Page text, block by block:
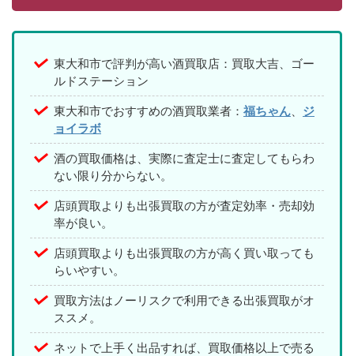
東大和市で評判が高い酒買取店：買取大吉、ゴー
ルドステーション
東大和市でおすすめの酒買取業者： 福ちゃん
ジ
ョイラボ
酒の買取価格は、実際に査定士に査定してもらわ
ない限り分からない。
店頭買取よりも出張買取の方が査定効率・売却効
率が良い。
店頭買取よりも出張買取の方が高く買い取っても
らいやすい。
買取方法はノーリスクで利用できる出張買取がオ
ススメ。
ネットで上手く出品すれば、買取価格以上で売る